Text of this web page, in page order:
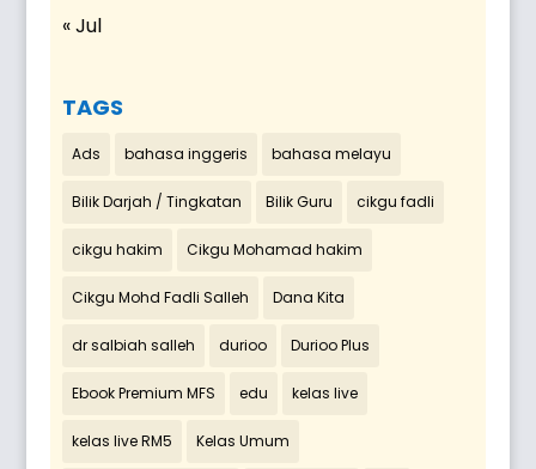
« Jul
TAGS
Ads bahasa inggeris bahasa melayu
Bilik Darjah / Tingkatan Bilik Guru cikgu fadli
cikgu hakim Cikgu Mohamad hakim
Cikgu Mohd Fadli Salleh Dana Kita
dr salbiah salleh durioo Durioo Plus
Ebook Premium MFS edu kelas live
kelas live RM5 Kelas Umum